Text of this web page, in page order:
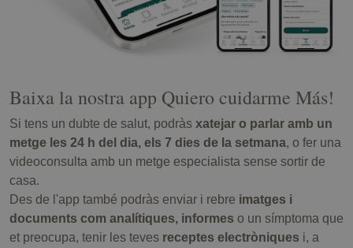
Baixa la nostra app Quiero cuidarme Más!
Si tens un dubte de salut, podràs xatejar o parlar amb un
metge les 24 h del dia, els 7 dies de la setmana, o fer una
videoconsulta amb un metge especialista sense sortir de
casa.
Des de l'app també podràs enviar i rebre imatges i
documents com analítiques, informes o un símptoma que
et preocupa, tenir les teves receptes electròniques i, a